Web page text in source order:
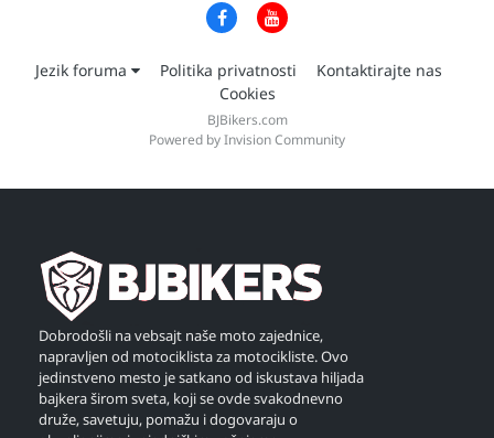
Jezik foruma Politika privatnosti
Kontaktirajte nas
Cookies
BJBikers.com
Powered by Invision Community
Dobrodošli na vebsajt naše moto zajednice,
napravljen od motociklista za motocikliste. Ovo
jedinstveno mesto je satkano od iskustava hiljada
bajkera širom sveta, koji se ovde svakodnevno
druže, savetuju, pomažu i dogovaraju o